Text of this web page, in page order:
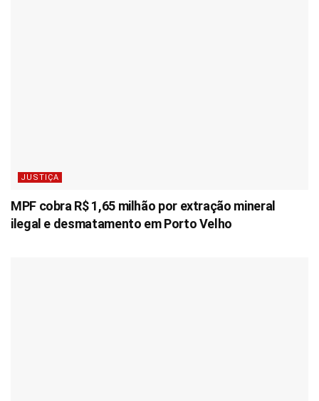
JUSTIÇA
MPF cobra R$ 1,65 milhão por extração mineral
ilegal e desmatamento em Porto Velho